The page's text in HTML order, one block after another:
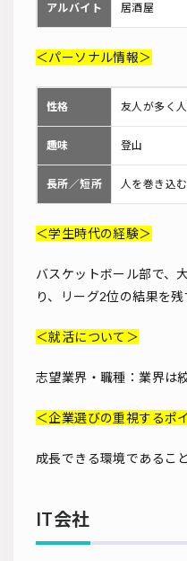
アルバイト 居酒屋
＜パーソナル情報＞
性格 友人が多く
趣味 登山
長所／短所 人を巻き込
＜学生時代の経験＞
バスケットボール部で、
り、リーグ2位の結果を残
＜就活について＞
志望業界・職種：業界は
＜企業選びの重視するポ
成長できる環境であること
IT会社